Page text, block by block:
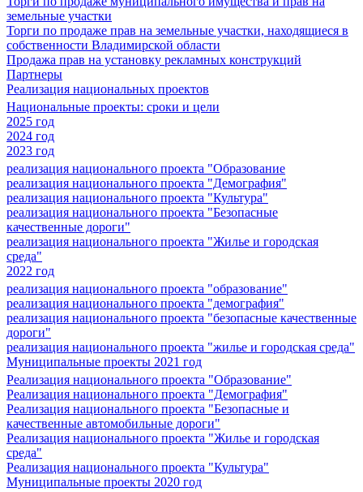
земельные участки
Торги по продаже прав на земельные участки, находящиеся в
собственности Владимирской области
Продажа прав на установку рекламных конструкций
Партнеры
Реализация национальных проектов
Национальные проекты: сроки и цели
2025 год
2024 год
2023 год
реализация национального проекта "Образование
реализация национального проекта "Демография"
реализация национального проекта "Культура"
реализация национального проекта "Безопасные
качественные дороги"
реализация национального проекта "Жилье и городская
среда"
2022 год
реализация национального проекта "образование"
реализация национального проекта "демография"
реализация национального проекта "безопасные качественные
дороги"
реализация национального проекта "жилье и городская среда"
Муниципальные проекты 2021 год
Реализация национального проекта "Образование"
Реализация национального проекта "Демография"
Реализация национального проекта "Безопасные и
качественные автомобильные дороги"
Реализация национального проекта "Жилье и городская
среда"
Реализация национального проекта "Культура"
Муниципальные проекты 2020 год